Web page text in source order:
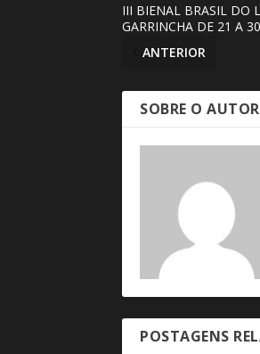
III BIENAL BRASIL DO
GARRINCHA DE 21 A
ANTERIOR
SOBRE O AUTOR
POSTAGENS